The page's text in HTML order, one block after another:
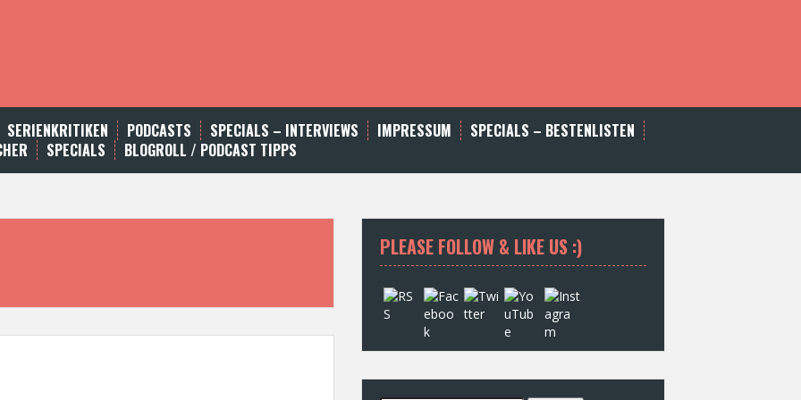
SERIENKRITIKEN PODCASTS SPECIALS – INTERVIEWS IMPRESSUM
SPECIALS – BESTENLISTEN
SPECIALS BLOGROLL / PODCAST TIPPS
PLEASE FOLLOW & LIKE US :)